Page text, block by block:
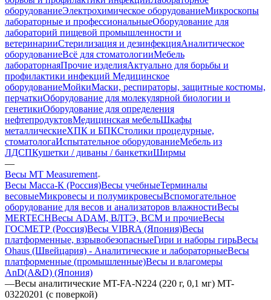
оборудованиеЭлектрохимическое оборудованиеМикроскопы
лабораторные и профессиональныеОборудование для
лабораторий пищевой промышленности и
ветеринарииСтерилизация и дезинфекцияАналитическое
оборудованиеВсё для стоматологииМебель
лабораторнаяПрочие изделияАктуально для борьбы и
профилактики инфекций Медицинское
оборудованиеМойкиМаски, респираторы, защитные костюмы,
перчаткиОборудование для молекулярной биологии и
генетикиОборудование для определения
нефтепродуктовМедицинская мебельШкафы
металлическиеХПК и БПКСтолики процедурные,
стоматологаИспытательное оборудованиеМебель из
ЛДСПКушетки / диваны / банкеткиШирмы
—
Весы MT Measurement
Весы Масса-К (Россия)Весы учебныеТерминалы
весовыеМикровесы и полумикровесыВспомогательное
оборудование для весов и анализаторов влажностиВесы
MERTECHВесы ADAM, ВЛТЭ, BCM и прочиеВесы
ГОСМЕТР (Россия)Весы VIBRA (Япония)Весы
платформенные, взрывобезопасныеГири и наборы гирьВесы
Ohaus (Швейцария) - Аналитические и лабораторныеВесы
платформенные (промышленные)Весы и влагомеры
AnD(A&D) (Япония)
—Весы аналитические MT-FA-N224 (220 г, 0,1 мг) MT-
03220201 (с поверкой)